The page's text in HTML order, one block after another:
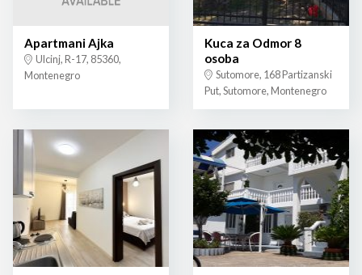
Apartmani Ajka
Ulcinj, R-17, 85360,
Montenegro
Kuca za Odmor 8
osoba
Sutomore, 168 Partizanski
Put, Sutomore, Montenegro